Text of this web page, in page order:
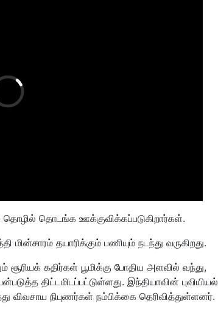
தொழில் தொடங்க ஊக்குவிக்கப்படுகிறார்கள்.
மின்சாரம் தயாரிக்கும் பணியும் நடந்து வருகிறது.
கதிர்கள் பூமிக்கு போதிய அளவில் வந்து,
திட்டமிடப்பட்டுள்ளது. இந்தியாவின் புவியியல்
விவசாய நிபுணர்கள் நம்பிக்கை தெரிவித்துள்ளனர்.